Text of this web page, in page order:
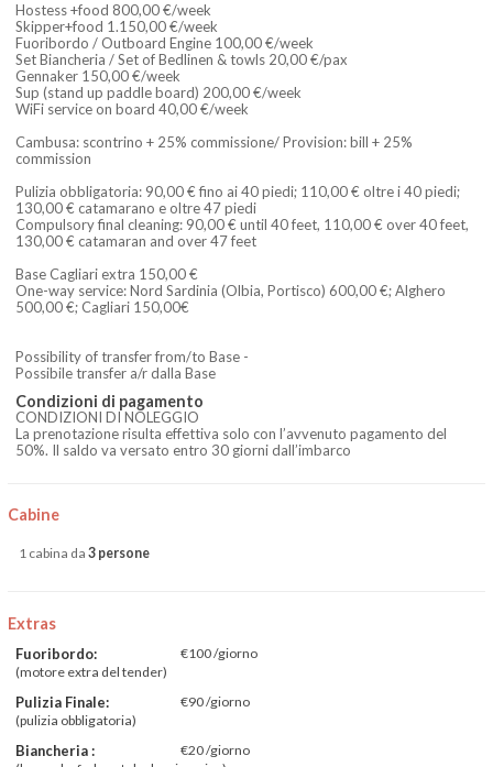
Hostess +food 800,00 €/week
Skipper+food 1.150,00 €/week
Fuoribordo / Outboard Engine 100,00 €/week
Set Biancheria / Set of Bedlinen & towls 20,00 €/pax
Gennaker 150,00 €/week
Sup (stand up paddle board) 200,00 €/week
WiFi service on board 40,00 €/week
Cambusa: scontrino + 25% commissione/ Provision: bill + 25%
commission
Pulizia obbligatoria: 90,00 € fino ai 40 piedi; 110,00 € oltre i 40 piedi;
130,00 € catamarano e oltre 47 piedi
Compulsory final cleaning: 90,00 € until 40 feet, 110,00 € over 40 feet,
130,00 € catamaran and over 47 feet
Base Cagliari extra 150,00 €
One-way service: Nord Sardinia (Olbia, Portisco) 600,00 €; Alghero
500,00 €; Cagliari 150,00€
Possibility of transfer from/to Base -
Possibile transfer a/r dalla Base
Condizioni di pagamento
CONDIZIONI DI NOLEGGIO
La prenotazione risulta effettiva solo con l’avvenuto pagamento del
50%. Il saldo va versato entro 30 giorni dall’imbarco
Cabine
1 cabina da3 persone
Extras
Fuoribordo:
€100 /giorno
(motore extra del tender)
Pulizia Finale:
€90 /giorno
(pulizia obbligatoria)
Biancheria :
€20 /giorno